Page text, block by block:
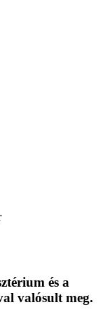
és a
valósult meg.